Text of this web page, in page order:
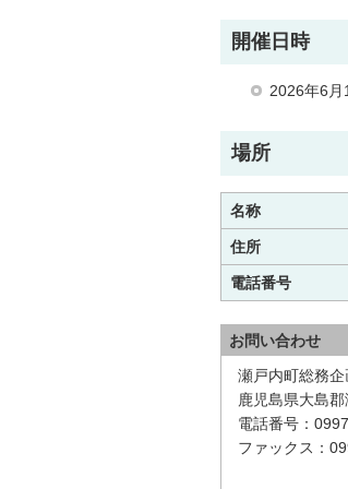
開催日時
2026年6
場所
名称
住所
電話番号
お問い合わせ
瀬戸内町総務
鹿児島県大島
電話番号：
ファックス：